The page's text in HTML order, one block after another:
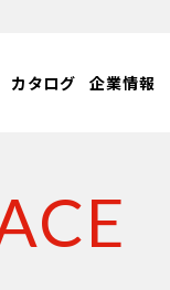
カタログ 企業情報